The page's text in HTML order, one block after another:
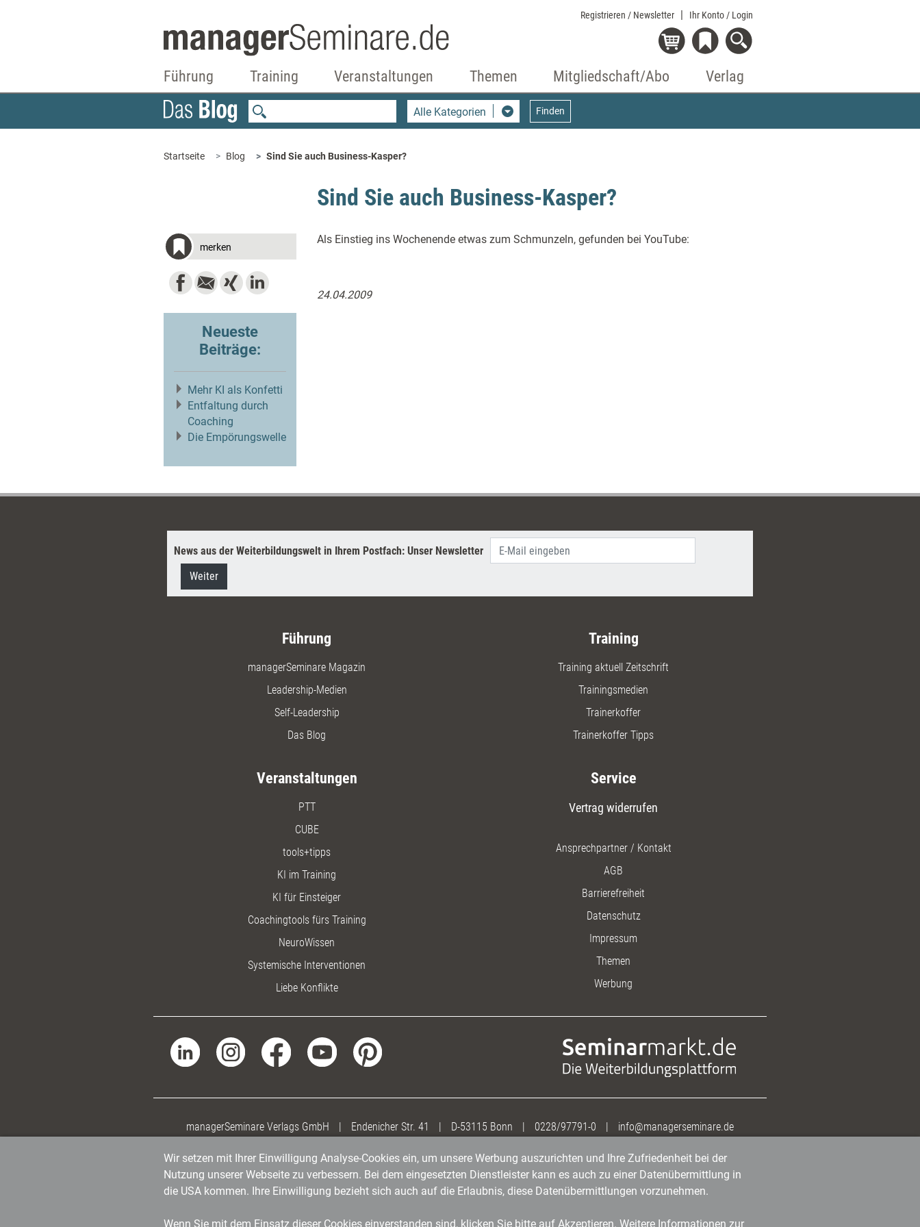
Registrieren / Newsletter Ihr Konto / Login
Führung Training Veranstaltungen Themen Mitgliedschaft/Abo Verlag
Alle Kategorien Finden
Startseite Blog Sind Sie auch Business-Kasper?
Sind Sie auch Business-Kasper?
merken
Neueste
Beiträge:
Mehr KI als Konfetti
Entfaltung durch
Coaching
Die Empörungswelle
Als Einstieg ins Wochenende etwas zum Schmunzeln, gefunden bei YouTube:
24.04.2009
News aus der Weiterbildungswelt in Ihrem Postfach: Unser Newsletter
Weiter
Führung
managerSeminare Magazin
Leadership-Medien
Self-Leadership
Das Blog
Training
Training aktuell Zeitschrift
Trainingsmedien
Trainerkoffer
Trainerkoffer Tipps
Veranstaltungen
PTT
CUBE
tools+tipps
KI im Training
KI für Einsteiger
Coachingtools fürs Training
NeuroWissen
Systemische Interventionen
Liebe Konflikte
Service
Vertrag widerrufen
Ansprechpartner / Kontakt
AGB
Barrierefreiheit
Datenschutz
Impressum
Themen
Werbung
managerSeminare Verlags GmbH | Endenicher Str. 41 | D-53115 Bonn | 0228/97791-0 | info@managerseminare.de
Wir setzen mit Ihrer Einwilligung Analyse-Cookies ein, um unsere Werbung auszurichten und Ihre Zufriedenheit bei der
Nutzung unserer Webseite zu verbessern. Bei dem eingesetzten Dienstleister kann es auch zu einer Datenübermittlung in
die USA kommen. Ihre Einwilligung bezieht sich auch auf die Erlaubnis, diese Datenübermittlungen vorzunehmen.
Wenn Sie mit dem Einsatz dieser Cookies einverstanden sind, klicken Sie bitte auf Akzeptieren. Weitere Informationen zur